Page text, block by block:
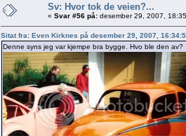
Sv: Hvor tok de veien?...
« Svar #56 på: desember 29, 2007,
Sitat fra: Even Kirknes på desember 29, 2007,
Denne syns jeg var kjempe bra bygge. Hvo ble den av?